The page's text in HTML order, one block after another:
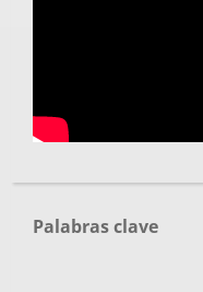
Palabras clave